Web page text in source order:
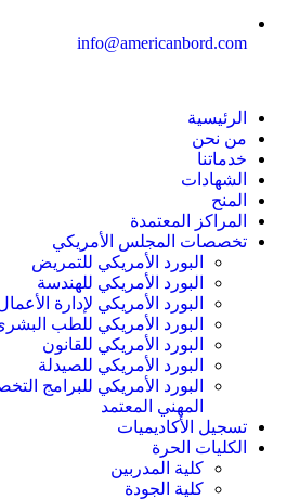
info@americanbord.com
الرئيسية
من نحن
خدماتنا
الشهادات
المنح
المراكز المعتمدة
تخصصات المجلس الأمريكي
البورد الأمريكي للتمريض
البورد الأمريكي للهندسة
البورد الأمريكي لإدارة
البورد الأمريكي للطب
البورد الأمريكي للقانون
البورد الأمريكي للصيدلة
البورد الأمريكي للبرامج
المهني المعتمد
تسجيل الأكاديميات
الكليات الحرة
كلية المدربين
كلية الجودة